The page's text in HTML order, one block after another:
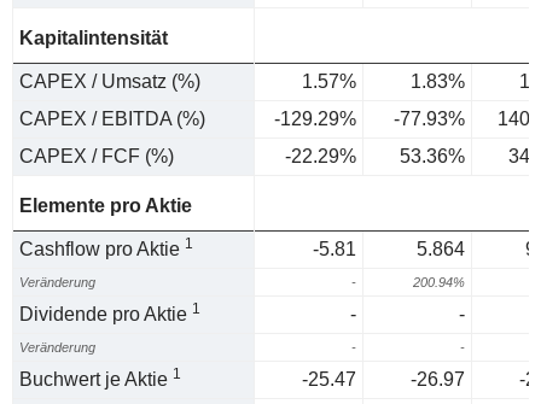
Kapitalintensität
CAPEX / Umsatz (%) 1.57% 1.83%
CAPEX / EBITDA (%)
-129.29% -77.93%
CAPEX / FCF (%)
-22.29% 53.36%
Elemente pro Aktie
Cashflow pro Aktie 1 -5.81 5.864
Veränderung - 200.94%
Dividende pro Aktie 1 - -
Veränderung - -
Buchwert je Aktie 1 -25.47 -26.97 -